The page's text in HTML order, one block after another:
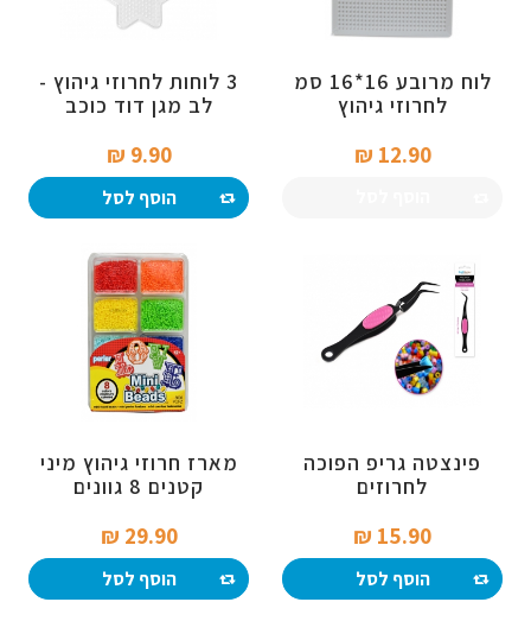
לוח מרובע 16*16 סמ
לחרוזי גיהוץ
12.90 ₪‎
3 לוחות לחרוזי גיהוץ -
לב מגן דוד כוכב
9.90 ₪‎
הוסף לסל
פינצטה גריפ הפוכה
לחרוזים
15.90 ₪‎
הוסף לסל
מארז חרוזי גיהוץ מיני
קטנים 8 גוונים
29.90 ₪‎
הוסף לסל